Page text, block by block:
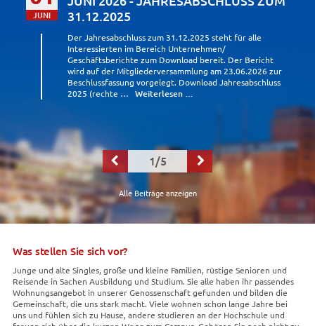
JUNI
31.12.2025
Der Jahresabschluss zum 31.12.2025 steht für alle
Interessierten im Bereich Unternehmen/
Geschäftsberichte zum Download bereit. Der Bericht
wird auf der Mitgliederversammlung am 23.06.2026 zur
Beschlussfassung vorgelegt. Download Jahresabschluss
2025 (rechte …
Weiterlesen …
 1/5 
Alle Beiträge anzeigen
Was stellen Sie sich vor?
Junge und alte Singles, große und kleine Familien, rüstige Senioren und
Reisende in Sachen Ausbildung und Studium. Sie alle haben ihr passendes
Wohnungsangebot in unserer Genossenschaft gefunden und bilden die
Gemeinschaft, die uns stark macht. Viele wohnen schon lange Jahre bei
uns und fühlen sich zu Hause, andere studieren an der Hochschule und